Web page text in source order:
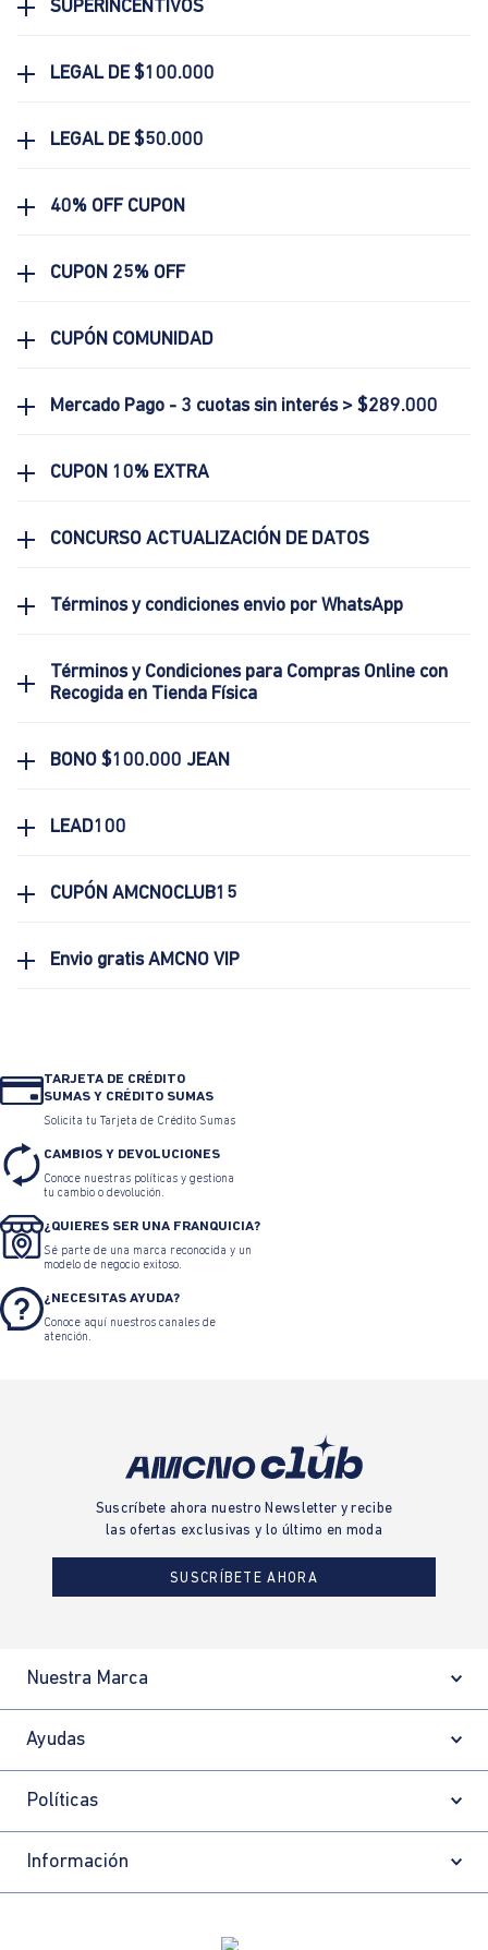
SUPERINCENTIVOS
LEGAL DE $100.000
LEGAL DE $50.000
40% OFF CUPON
CUPON 25% OFF
CUPÓN COMUNIDAD
Mercado Pago - 3 cuotas sin interés > $289.000
CUPON 10% EXTRA
CONCURSO ACTUALIZACIÓN DE DATOS
Términos y condiciones envio por WhatsApp
Términos y Condiciones para Compras Online con
Recogida en Tienda Física
BONO $100.000 JEAN
LEAD100
CUPÓN AMCNOCLUB15
Envio gratis AMCNO VIP
TARJETA DE CRÉDITO
SUMAS Y CRÉDITO SUMAS
Solicita tu Tarjeta de Crédito Sumas
CAMBIOS Y DEVOLUCIONES
Conoce nuestras políticas y gestiona
tu cambio o devolución.
¿QUIERES SER UNA FRANQUICIA?
Sé parte de una marca reconocida y un
modelo de negocio exitoso.
¿NECESITAS AYUDA?
Conoce aquí nuestros canales de
atención.
Suscríbete ahora nuestro Newsletter y recibe
las ofertas exclusivas y lo último en moda
SUSCRÍBETE AHORA
Nuestra Marca
Ayudas
Políticas
Información